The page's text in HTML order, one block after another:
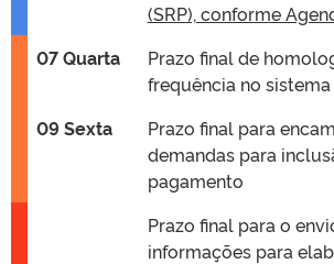
(SRP), conforme
07 Quarta
Prazo final de
frequência no sistema
09 Sexta
Prazo final para
demandas para
pagamento
Prazo final para o
informações para